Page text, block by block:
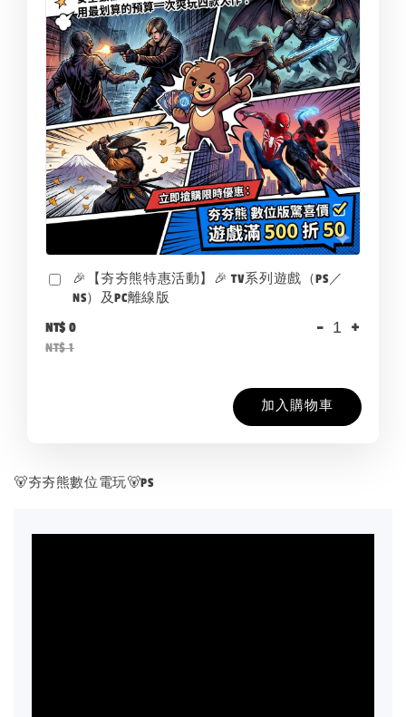
🎉【夯夯熊特惠活動】🎉 TV系列遊戲（PS／
NS）及PC離線版
NT$ 0
NT$ 1
- +
加入購物車
🐻夯夯熊數位電玩🐻PS